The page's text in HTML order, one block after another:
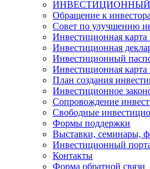
Обращение к
Совет по улучшению
Инвестиционная карта
Инвестиционная
Инвестиционный
Инвестиционная карта
План создания
Инвестиционное
Сопровождение
Свободные
Формы поддержки
Выставки, семинары,
Инвестиционный
Контакты
Форма обратной связи